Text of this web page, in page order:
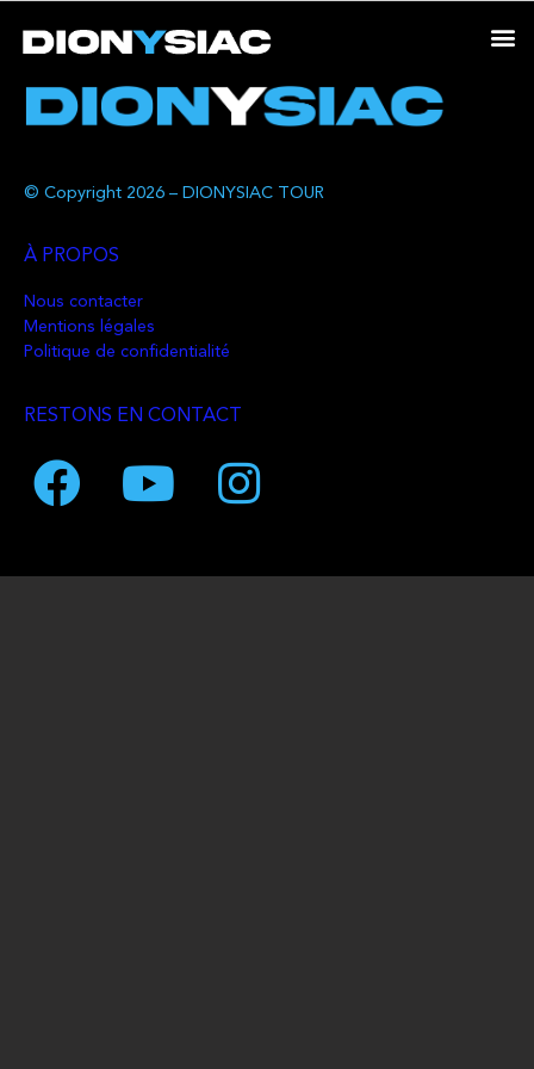
© Copyright 2026 – DIONYSIAC TOUR
À PROPOS
Nous contacter
Mentions légales
Politique de confidentialité
RESTONS EN CONTACT